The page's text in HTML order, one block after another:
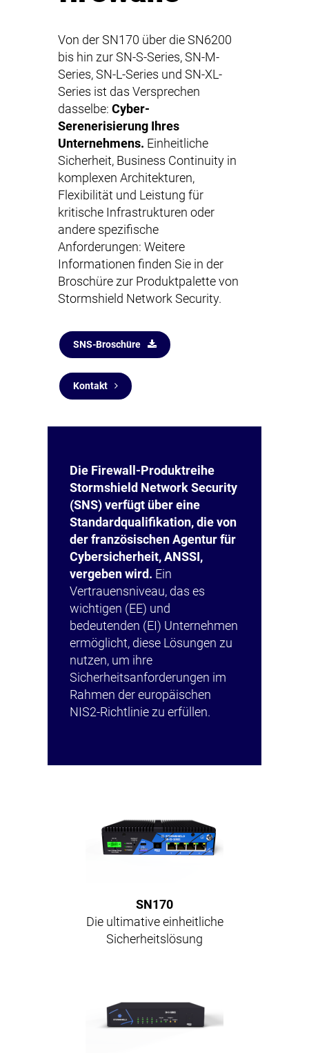
Von der SN170 über die SN6200
bis hin zur SN-S-Series, SN-M-
Series, SN-L-Series und SN-XL-
Series ist das Versprechen
dasselbe: Cyber-
Serenerisierung Ihres
Unternehmens. Einheitliche
Sicherheit, Business Continuity in
komplexen Architekturen,
Flexibilität und Leistung für
kritische Infrastrukturen oder
andere spezifische
Anforderungen: Weitere
Informationen finden Sie in der
Broschüre zur Produktpalette von
Stormshield Network Security.
SNS-Broschüre
Kontakt
Die Firewall-Produktreihe
Stormshield Network Security
(SNS) verfügt über eine
Standardqualifikation, die von
der französischen Agentur für
Cybersicherheit, ANSSI,
vergeben wird. Ein
Vertrauensniveau, das es
wichtigen (EE) und
bedeutenden (EI) Unternehmen
ermöglicht, diese Lösungen zu
nutzen, um ihre
Sicherheitsanforderungen im
Rahmen der europäischen
NIS2-Richtlinie zu erfüllen.
SN170
Die ultimative einheitliche
Sicherheitslösung